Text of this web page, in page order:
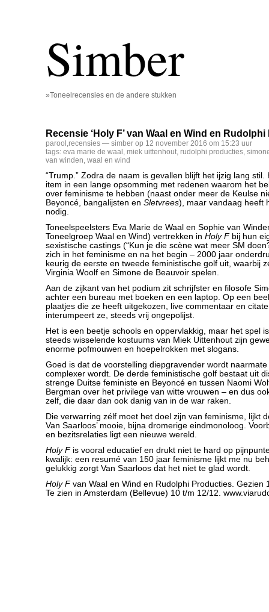
Simber
»Toneelrecensies en de andere stukken
Recensie ‘Holy F’ van Waal en Wind en
parool ,recensies — simber op 12 november 2016 om 15:23 uur
tags: eva marie de waal , miek uittenhout, rudolphi producties,
van winden, waal en wind
“Trump.” Zodra de naam is gevallen blijft het ijzig lang stil.
item in een lange opsomming met redenen waarom het
over feminisme te hebben (naast onder meer de Keulse
Beyoncé, bangalijsten en Sletvrees), maar vandaag heeft
nodig.
Toneelspeelsters Eva Marie de Waal en Sophie van
Toneelgroep Waal en Wind) vertrekken in Holy Fbij hun
sexistische castings (“Kun je die scène wat meer SM
zich in het feminisme en na het begin – 2000 jaar
keurig de eerste en tweede feministische golf uit, waarbij
Virginia Woolf en Simone de Beauvoir spelen.
Aan de zijkant van het podium zit schrijfster en filosofe
achter een bureau met boeken en een laptop. Op een
plaatjes die ze heeft uitgekozen, live commentaar en
interumpeert ze, steeds vrij ongepolijst.
Het is een beetje schools en oppervlakkig, maar het spel
steeds wisselende kostuums van Miek Uittenhout zijn
enorme pofmouwen en hoepelrokken met slogans.
Goed is dat de voorstelling diepgravender wordt
complexer wordt. De derde feministische golf bestaat uit
strenge Duitse feministe en Beyoncé en tussen Naomi
Bergman over het privilege van witte vrouwen – en dus
zelf, die daar dan ook danig van in de war raken.
Die verwarring zélf moet het doel zijn van feminisme, lijkt
Van Saarloos’ mooie, bijna dromerige eindmonoloog.
en bezitsrelaties ligt een nieuwe wereld.
Holy Fis vooral educatief en drukt niet te hard op
kwalijk: een resumé van 150 jaar feminisme lijkt me nu
gelukkig zorgt Van Saarloos dat het niet te glad wordt.
Holy Fvan Waal en Wind en Rudolphi Producties. Gezien
Te zien in Amsterdam (Bellevue) 10 t/m 12/12.